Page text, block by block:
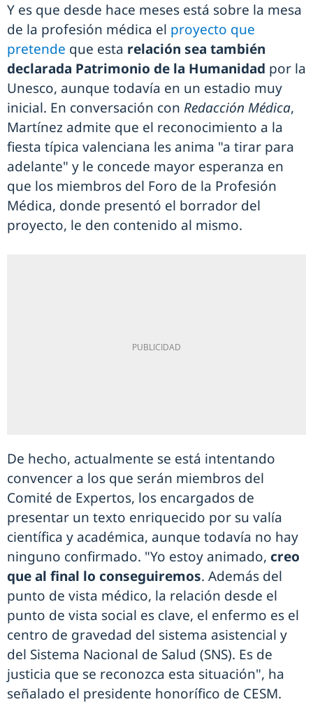
Y es que desde hace meses está sobre la mesa
de la profesión médica el proyecto que
pretende que esta relación sea también
declarada Patrimonio de la Humanidad por la
Unesco, aunque todavía en un estadio muy
inicial. En conversación con Redacción Médica,
Martínez admite que el reconocimiento a la
fiesta típica valenciana les anima "a tirar para
adelante" y le concede mayor esperanza en
que los miembros del Foro de la Profesión
Médica, donde presentó el borrador del
proyecto, le den contenido al mismo.
De hecho, actualmente se está intentando
convencer a los que serán miembros del
Comité de Expertos, los encargados de
presentar un texto enriquecido por su valía
científica y académica, aunque todavía no hay
ninguno confirmado. "Yo estoy animado, creo
que al final lo conseguiremos. Además del
punto de vista médico, la relación desde el
punto de vista social es clave, el enfermo es el
centro de gravedad del sistema asistencial y
del Sistema Nacional de Salud (SNS). Es de
justicia que se reconozca esta situación", ha
señalado el presidente honorífico de CESM.